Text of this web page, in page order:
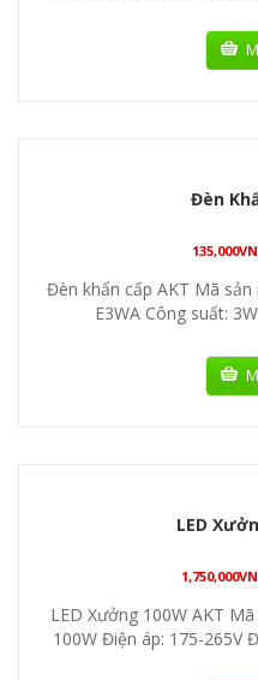
Đèn
135,000
Đèn khẩn cấp AKT Mã sản
E3WA Công suất:
LED
1,750,000
LED Xưởng 100W AKT
100W Điện áp: 175-265V